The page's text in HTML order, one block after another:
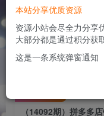
（14092期）拼多
300+付费创业粉
1年前更新
本站分享优质资源
资源小站会尽全力分享
大部分都是通过积分获
这是一条系统弹窗通知